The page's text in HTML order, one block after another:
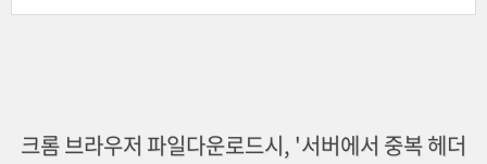
크롬 브라우저 파일다운로드시, '서버에서 중복 헤더